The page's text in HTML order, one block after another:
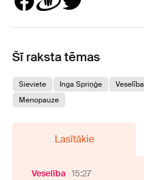
Šī raksta tēmas
Sieviete Inga Spriņģe Veselība
Menopauze
Lasītākie
Veselība 15:27